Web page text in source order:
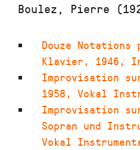
Boulez, Pierre
Douze Notations
Klavier, 1946,
Improvisation
1958, Vokal
Improvisation
Sopran und
Vokal